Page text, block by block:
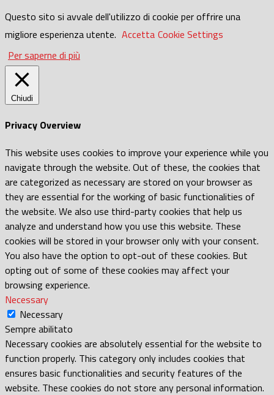
Questo sito si avvale dell'utilizzo di cookie per offrire una
migliore esperienza utente. Accetta Cookie Settings
Per saperne di più
Chiudi
Privacy Overview
This website uses cookies to improve your experience while you
navigate through the website. Out of these, the cookies that
are categorized as necessary are stored on your browser as
they are essential for the working of basic functionalities of
the website. We also use third-party cookies that help us
analyze and understand how you use this website. These
cookies will be stored in your browser only with your consent.
You also have the option to opt-out of these cookies. But
opting out of some of these cookies may affect your
browsing experience.
Necessary
Necessary
Sempre abilitato
Necessary cookies are absolutely essential for the website to
function properly. This category only includes cookies that
ensures basic functionalities and security features of the
website. These cookies do not store any personal information.